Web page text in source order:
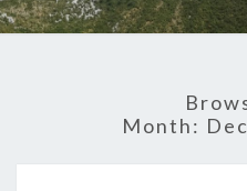
Month: